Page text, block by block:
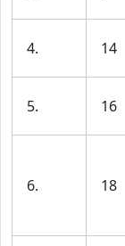
4. 14
5. 16
6. 18